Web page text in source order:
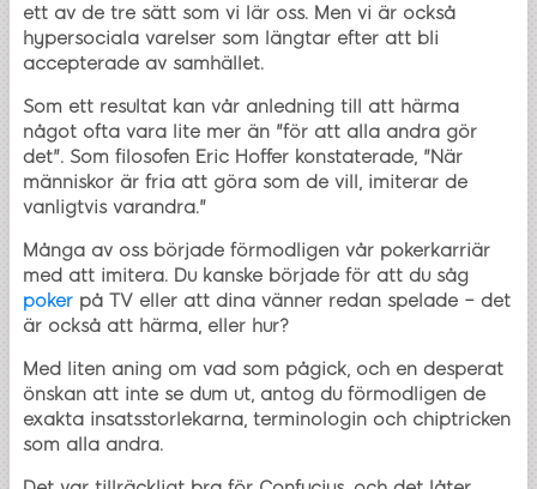
ett av de tre sätt som vi lär oss. Men vi är också
hypersociala varelser som längtar efter att bli
accepterade av samhället.
Som ett resultat kan vår anledning till att härma
något ofta vara lite mer än "för att alla andra gör
det". Som filosofen Eric Hoffer konstaterade, "När
människor är fria att göra som de vill, imiterar de
vanligtvis varandra."
Många av oss började förmodligen vår pokerkarriär
med att imitera. Du kanske började för att du såg
poker på TV eller att dina vänner redan spelade – det
är också att härma, eller hur?
Med liten aning om vad som pågick, och en desperat
önskan att inte se dum ut, antog du förmodligen de
exakta insatsstorlekarna, terminologin och chiptricken
som alla andra.